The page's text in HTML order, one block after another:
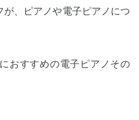
、ピアノや電子ピアノにつ
おすすめの電子ピアノその